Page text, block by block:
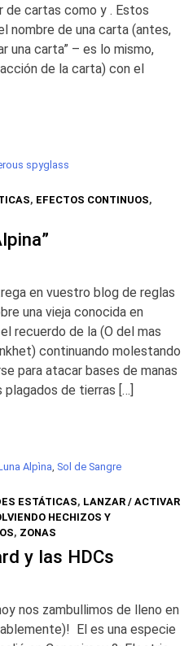
de cartas como y . Estos
nombre de una carta (antes,
una carta” – es lo mismo,
de la carta) con el
spyglass
, EFECTOS CONTINUOS,
en vuestro blog de reglas
una vieja conocida en
recuerdo de la (O del mas
continuando molestando
para atacar bases de manas
de tierras […]
Alpìna, Sol de Sangre
ESTÁTICAS, LANZAR / ACTIVAR
HECHIZOS Y
, ZONAS
y las HDCs
nos zambullimos de lleno en
El es una especie